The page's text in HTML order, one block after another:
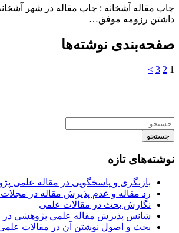
چاپ مقاله آشخانه : چاپ مقاله در شهر
داشتن رزومه موفق…
صفحه‌بندی نوشته‌ها
1
2
3
>
جستجو
نوشته‌های تازه
بازنگری و پاسخگویی در مقاله علمی
رد مقاله و عدم پذیرش مقاله در
نگارش بحث در مقالات علمی
شانس پذیرش مقاله علمی پژوهشی در
بحث و اصول نوشتن آن در مقالات